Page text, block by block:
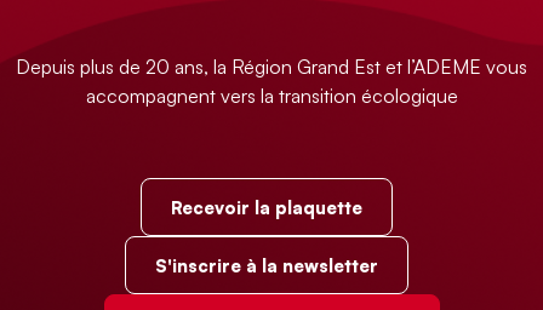
Depuis plus de 20 ans, la Région Grand Est et l’ADEME vous
accompagnent vers la transition écologique
Recevoir la plaquette
S'inscrire à la newsletter